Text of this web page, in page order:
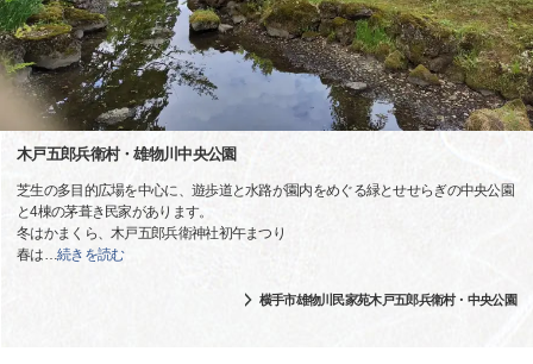
木戸五郎兵衛村・雄物川中央公園
芝生の多目的広場を中心に、遊歩道と水路が園内をめぐる緑とせせらぎの中央公園
と4棟の茅葺き民家があります。
冬はかまくら、木戸五郎兵衛神社初午まつり
春は…続きを読む
横手市雄物川民家苑木戸五郎兵衛村・中央公園